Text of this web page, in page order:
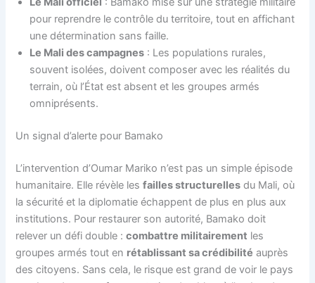
pour reprendre le contrôle du territoire, tout en affichant
une détermination sans faille.
Le Mali des campagnes : Les populations rurales,
souvent isolées, doivent composer avec les réalités du
terrain, où l’État est absent et les groupes armés
omniprésents.
Un signal d’alerte pour Bamako
L’intervention d’Oumar Mariko n’est pas un simple épisode
humanitaire. Elle révèle lesfailles structurelles du Mali, où
la sécurité et la diplomatie échappent de plus en plus aux
institutions. Pour restaurer son autorité, Bamako doit
relever un défi double :combattre militairement les
groupes armés tout en rétablissant sa crédibilité auprès
des citoyens. Sans cela, le risque est grand de voir le pays